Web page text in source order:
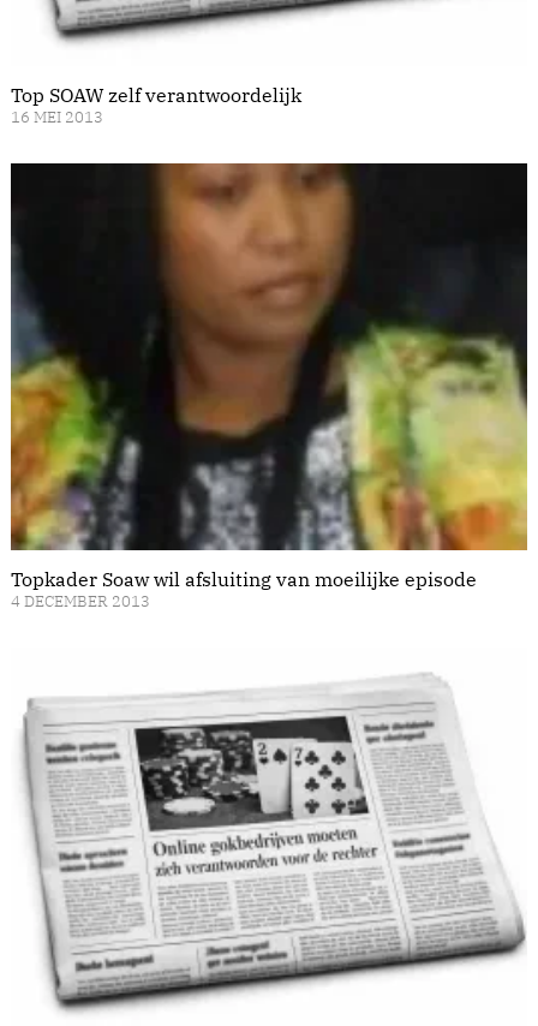
Top SOAW zelf verantwoordelijk
16 MEI 2013
Topkader Soaw wil afsluiting van moeilijke episode
4 DECEMBER 2013